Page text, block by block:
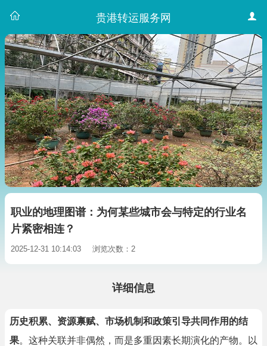
贵港转运服务网
职业的地理图谱：为何某些城市会与特定的行业名
片紧密相连？
2025-12-31 10:14:03 浏览次数：2
详细信息
历史积累、资源禀赋、市场机制和政策引导共同作用的结
果。这种关联并非偶然，而是多重因素长期演化的产物。以